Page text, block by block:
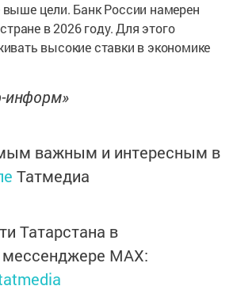
цели. Банк России намерен
в 2026 году. Для этого
высокие ставки в экономике
информ»
важным и интересным в
Татмедиа
Татарстана в
MАХ: